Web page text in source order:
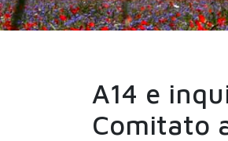
A14 e
Comitato